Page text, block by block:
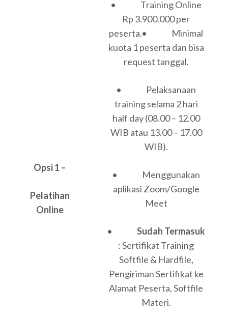
Opsi 1 –
Pelatihan
Online
• Training Online
Rp 3.900.000 per
peserta.• Minimal
kuota 1 peserta dan bisa
request tanggal.
• Pelaksanaan
training selama 2 hari
half day (08.00 – 12.00
WIB atau 13.00 – 17.00
WIB).
• Menggunakan
aplikasi Zoom/Google
Meet
• Sudah Termasuk
: Sertifikat Training
Softfile & Hardfile,
Pengiriman Sertifikat ke
Alamat Peserta, Softfile
Materi.